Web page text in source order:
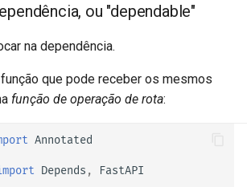
de
ou "dependable"
na dependência.
que pode receber os mesmos
função de operação de rota:
Annotated
Depends , FastAPI